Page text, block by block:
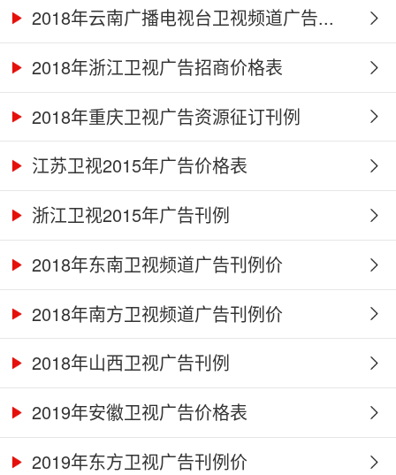
2018年云南广播电视台卫视频道广告...
2018年浙江卫视广告招商价格表
2018年重庆卫视广告资源征订刊例
江苏卫视2015年广告价格表
浙江卫视2015年广告刊例
2018年东南卫视频道广告刊例价
2018年南方卫视频道广告刊例价
2018年山西卫视广告刊例
2019年安徽卫视广告价格表
2019年东方卫视广告刊例价